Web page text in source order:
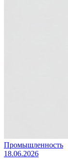
Промышленность
18.06.2026